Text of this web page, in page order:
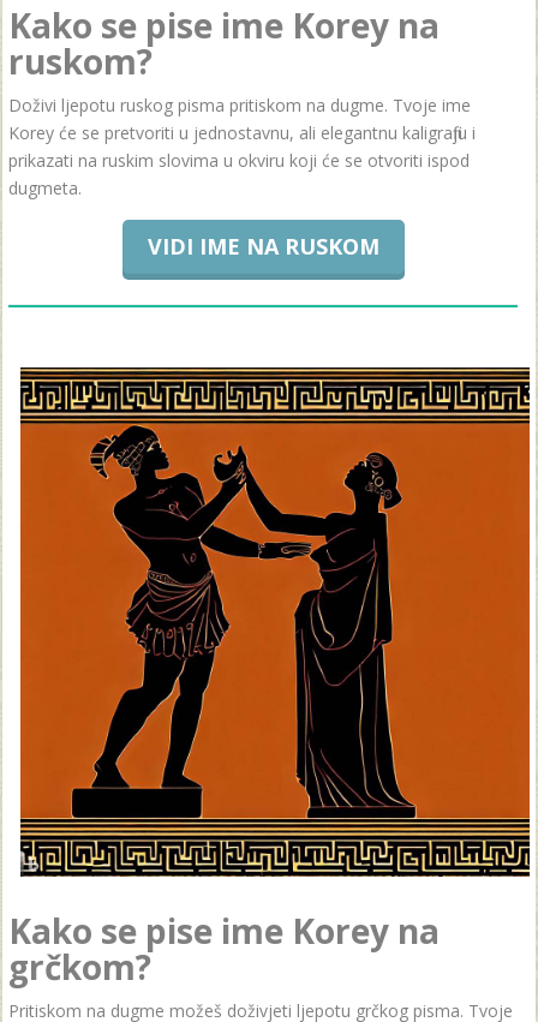
Kako se pise ime Korey na
ruskom?
Doživi ljepotu ruskog pisma pritiskom na dugme. Tvoje ime
Korey će se pretvoriti u jednostavnu, ali elegantnu kaligrafiju i
prikazati na ruskim slovima u okviru koji će se otvoriti ispod
dugmeta.
VIDI IME NA RUSKOM
Kako se pise ime Korey na
grčkom?
Pritiskom na dugme možeš doživjeti ljepotu grčkog pisma. Tvoje